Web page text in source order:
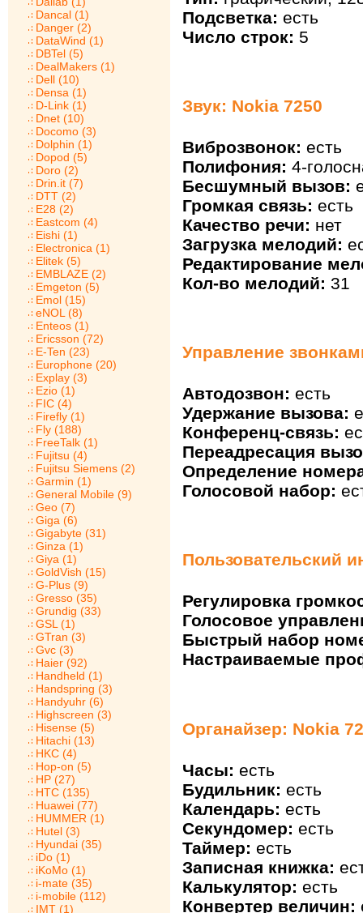
Dancal (1)
Danger (2)
DataWind (1)
DBTel (5)
DealMakers (1)
Dell (10)
Densa (1)
D-Link (1)
Dnet (10)
Docomo (3)
Dolphin (1)
Dopod (5)
Doro (2)
Drin.it (7)
DTT (2)
E28 (2)
Eastcom (4)
Eishi (1)
Electronica (1)
Elitek (5)
EMBLAZE (2)
Emgeton (5)
Emol (15)
eNOL (8)
Enteos (1)
Ericsson (72)
E-Ten (23)
Europhone (20)
Explay (3)
Ezio (1)
FIC (4)
Firefly (1)
Fly (188)
FreeTalk (1)
Fujitsu (4)
Fujitsu Siemens (2)
Garmin (1)
General Mobile (9)
Geo (7)
Giga (6)
Gigabyte (31)
Ginza (1)
Giya (1)
GoldVish (15)
G-Plus (9)
Gresso (35)
Grundig (33)
GSL (1)
GTran (3)
Gvc (3)
Haier (92)
Handheld (1)
Handspring (3)
Handyuhr (6)
Highscreen (3)
Hisense (5)
Hitachi (13)
HKC (4)
Hop-on (5)
HP (27)
HTC (135)
Huawei (77)
HUMMER (1)
Hutel (3)
Hyundai (35)
iDo (1)
iKoMo (1)
i-mate (35)
i-mobile (112)
IMT (1)
Подсветка: есть
Число строк: 5
Звук: Nokia 7250
Виброзвонок: есть
Полифония: 4-
Бесшумный вызов:
Громкая связь: есть
Качество речи: нет
Загрузка мелодий:
Редактирование
Кол-во мелодий: 31
Управление
Автодозвон: есть
Удержание вызова:
Конференц-связь:
Переадресация
Определение
Голосовой набор:
Пользовательский
Регулировка
Голосовое
Быстрый набор
Настраиваемые
Органайзер: Nokia
Часы: есть
Будильник: есть
Календарь: есть
Секундомер: есть
Таймер: есть
Записная книжка:
Калькулятор: есть
Конвертер величин: